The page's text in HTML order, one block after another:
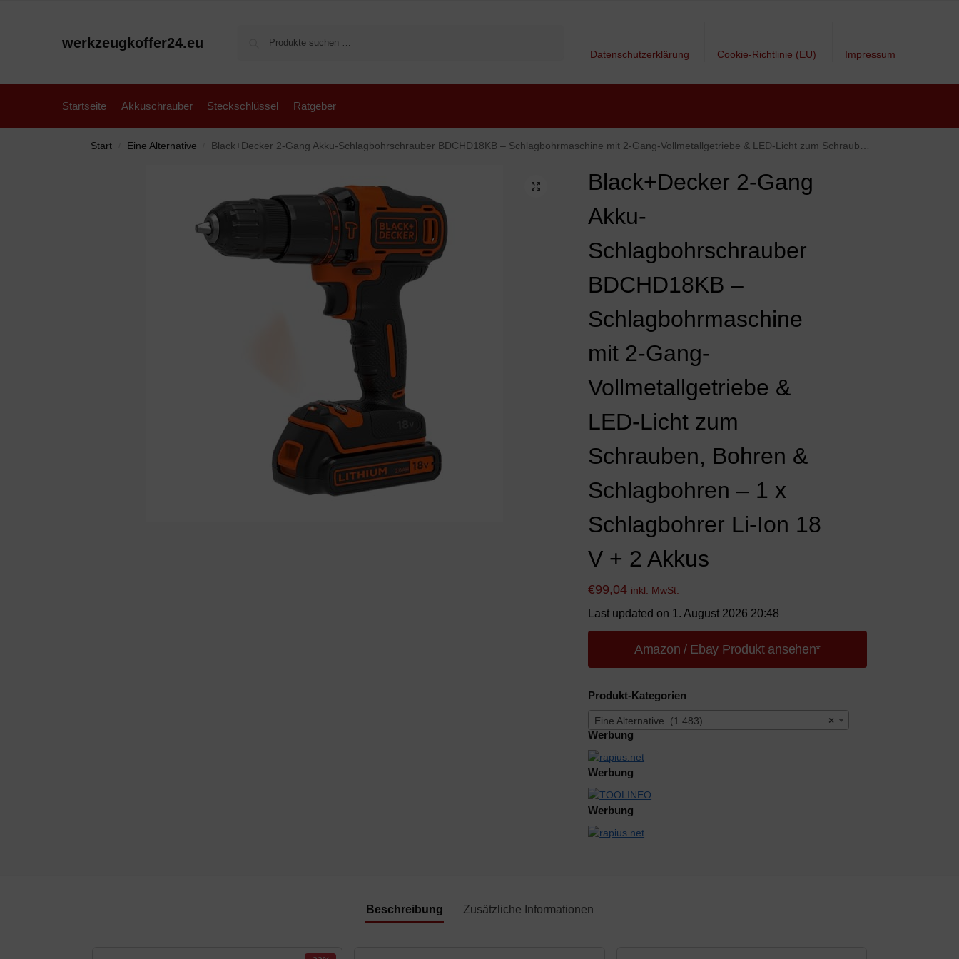
werkzeugkoffer24.eu
Datenschutzerklärung Cookie-Richtlinie (EU) Impressum
Startseite Akkuschrauber Steckschlüssel Ratgeber
Start Eine Alternative Black+Decker 2-Gang Akku-Schlagbohrschrauber BDCHD18KB – Schlagbohrmaschine mit 2-Gang-Vollmetallgetriebe & LED-Licht zum Schrauben, Bohren & Schlagbohren – 1 x Schlagbohrer Li-Ion 18 V + 2 Akkus
Black+Decker 2-Gang
Akku-
Schlagbohrschrauber
BDCHD18KB –
Schlagbohrmaschine
mit 2-Gang-
Vollmetallgetriebe &
LED-Licht zum
Schrauben, Bohren &
Schlagbohren – 1 x
Schlagbohrer Li-Ion 18
V + 2 Akkus
€99,04 inkl. MwSt.
Last updated on 1. August 2026 20:48
Amazon / Ebay Produkt ansehen*
Produkt-Kategorien
×
Eine Alternative (1.483)
Werbung
Werbung
Werbung
Beschreibung Zusätzliche Informationen